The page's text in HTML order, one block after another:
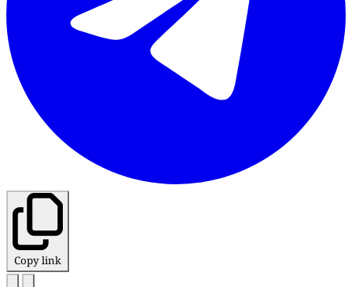
Copy link